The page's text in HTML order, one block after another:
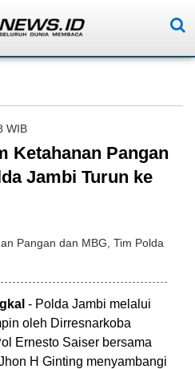
WIB
Ketahanan Pangan
Jambi Turun ke
- Polda Jambi melalui
oleh Dirresnarkoba
Ernesto Saiser bersama
H Ginting menyambangi